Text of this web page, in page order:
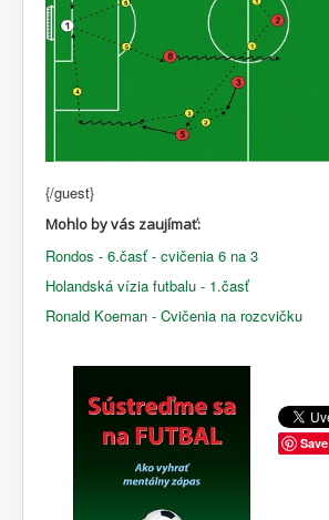
{/guest}
Mohlo by vás zaujímať:
Rondos - 6.časť - cvičenia 6 na 3
Holandská vízia futbalu - 1.časť
Ronald Koeman - Cvičenia na rozcvičku
Save